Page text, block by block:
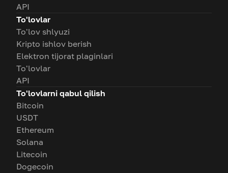
API
To'lovlar
To'lov shlyuzi
Kripto ishlov berish
Elektron tijorat plaginlari
To'lovlar
API
To'lovlarni qabul qilish
Bitcoin
USDT
Ethereum
Solana
Litecoin
Dogecoin